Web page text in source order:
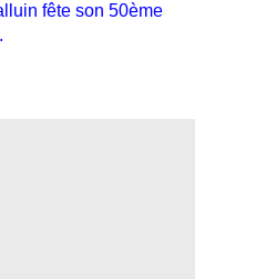
fête son 50ème